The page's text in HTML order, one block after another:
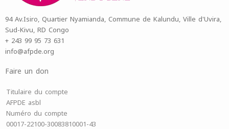
94 Av.Isiro, Quartier Nyamianda, Commune de Kalundu, Ville d'Uvira,
Sud-Kivu, RD Congo
+ 243 99 95 73 631
info@afpde.org
Faire un don
Titulaire du compte
AFPDE asbl
Numéro du compte
00017-22100-30083810001-43